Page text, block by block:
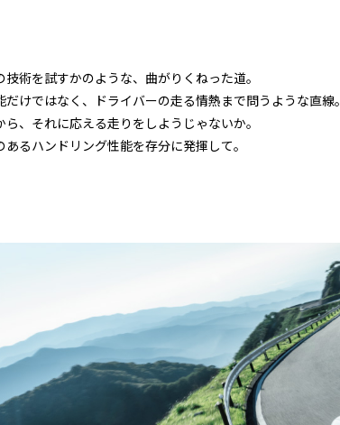
術を試すかのような、曲がりくねった道。
けではなく、ドライバーの走る情熱まで問うような直線。
、それに応える走りをしようじゃないか。
るハンドリング性能を存分に発揮して。